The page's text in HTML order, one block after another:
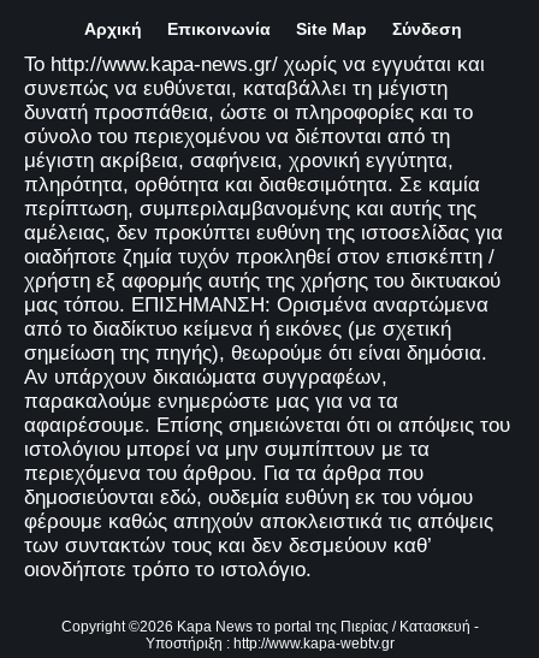
Αρχική Επικοινωνία Site Map Σύνδεση
Το http://www.kapa-news.gr/ χωρίς να εγγυάται και
συνεπώς να ευθύνεται, καταβάλλει τη μέγιστη
δυνατή προσπάθεια, ώστε οι πληροφορίες και το
σύνολο του περιεχομένου να διέπονται από τη
μέγιστη ακρίβεια, σαφήνεια, χρονική εγγύτητα,
πληρότητα, ορθότητα και διαθεσιμότητα. Σε καμία
περίπτωση, συμπεριλαμβανομένης και αυτής της
αμέλειας, δεν προκύπτει ευθύνη της ιστοσελίδας για
οιαδήποτε ζημία τυχόν προκληθεί στον επισκέπτη /
χρήστη εξ αφορμής αυτής της χρήσης του δικτυακού
μας τόπου. ΕΠΙΣΗΜΑΝΣΗ: Ορισμένα αναρτώμενα
από το διαδίκτυο κείμενα ή εικόνες (με σχετική
σημείωση της πηγής), θεωρούμε ότι είναι δημόσια.
Αν υπάρχουν δικαιώματα συγγραφέων,
παρακαλούμε ενημερώστε μας για να τα
αφαιρέσουμε. Επίσης σημειώνεται ότι οι απόψεις του
ιστολόγιου μπορεί να μην συμπίπτουν με τα
περιεχόμενα του άρθρου. Για τα άρθρα που
δημοσιεύονται εδώ, ουδεμία ευθύνη εκ του νόμου
φέρουμε καθώς απηχούν αποκλειστικά τις απόψεις
των συντακτών τους και δεν δεσμεύουν καθ’
οιονδήποτε τρόπο το ιστολόγιο.
Copyright ©2026 Kapa News το portal της Πιερίας / Κατασκευή -
Υποστήριξη : http://www.kapa-webtv.gr